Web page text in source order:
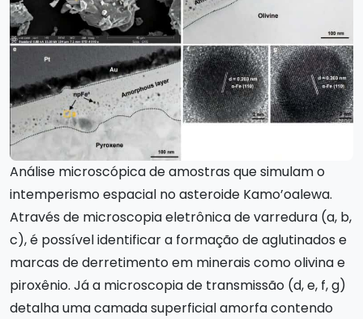
Análise microscópica de amostras que simulam o
intemperismo espacial no asteroide Kamo’oalewa.
Através de microscopia eletrônica de varredura (a, b,
c), é possível identificar a formação de aglutinados e
marcas de derretimento em minerais como olivina e
piroxênio. Já a microscopia de transmissão (d, e, f, g)
detalha uma camada superficial amorfa contendo